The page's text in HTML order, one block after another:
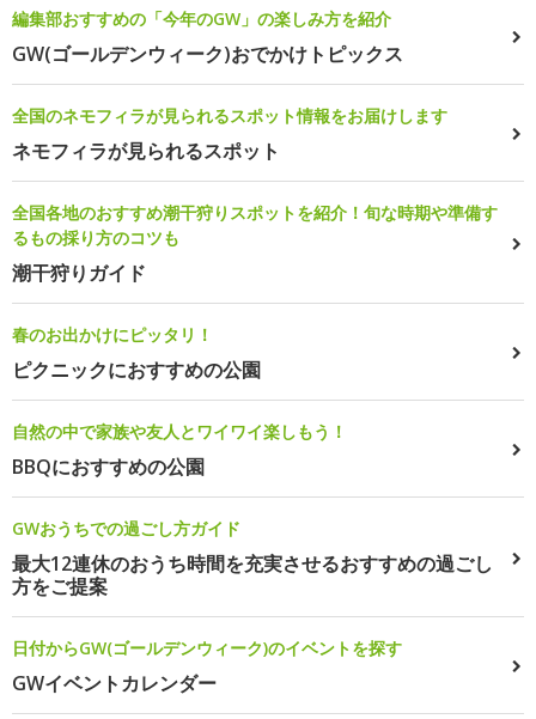
編集部おすすめの「今年のGW」の楽しみ方を紹介
GW(ゴールデンウィーク)おでかけトピックス
全国のネモフィラが見られるスポット情報をお届けします
ネモフィラが見られるスポット
全国各地のおすすめ潮干狩りスポットを紹介！旬な時期や準備す
るもの採り方のコツも
潮干狩りガイド
春のお出かけにピッタリ！
ピクニックにおすすめの公園
自然の中で家族や友人とワイワイ楽しもう！
BBQにおすすめの公園
GWおうちでの過ごし方ガイド
最大12連休のおうち時間を充実させるおすすめの過ごし
方をご提案
日付からGW(ゴールデンウィーク)のイベントを探す
GWイベントカレンダー